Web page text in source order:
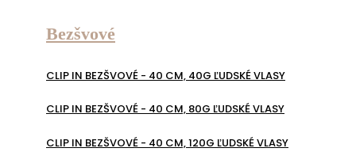
Bezšvové
CLIP IN BEZŠVOVÉ - 40 CM, 40G ĽUDSKÉ VLASY
CLIP IN BEZŠVOVÉ - 40 CM, 80G ĽUDSKÉ VLASY
CLIP IN BEZŠVOVÉ - 40 CM, 120G ĽUDSKÉ VLASY